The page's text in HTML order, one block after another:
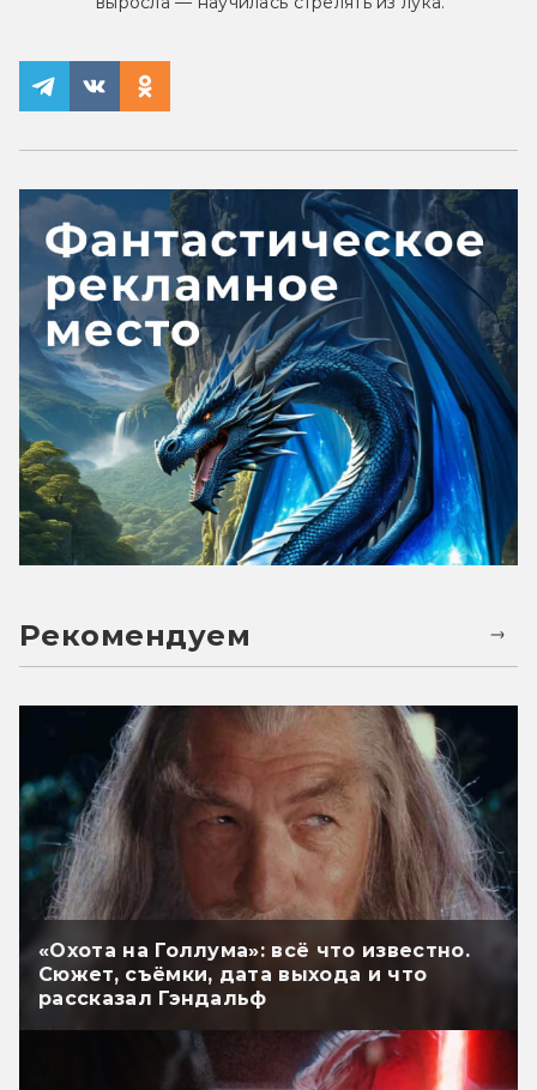
Рекомендуем
«Охота на Голлума»: всё что известно.
Сюжет, съёмки, дата выхода и что
рассказал Гэндальф